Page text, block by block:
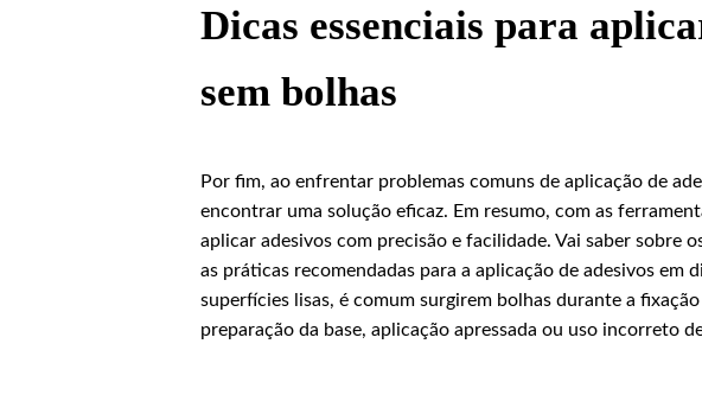
Dicas essenciais para
sem bolhas
Por fim, ao enfrentar problemas comuns de aplicação de
encontrar uma solução eficaz. Em resumo, com as
aplicar adesivos com precisão e facilidade. Vai saber sobre
as práticas recomendadas para a aplicação de adesivos em
superfícies lisas, é comum surgirem bolhas durante a
preparação da base, aplicação apressada ou uso incorreto